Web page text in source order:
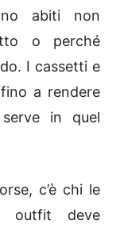
abiti non
o perché
I cassetti e
a rendere
in quel
c’è chi le
outfit deve